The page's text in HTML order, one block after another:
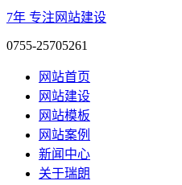
7年 专注网站建设
0755-25705261
网站首页
网站建设
网站模板
网站案例
新闻中心
关于瑞朗